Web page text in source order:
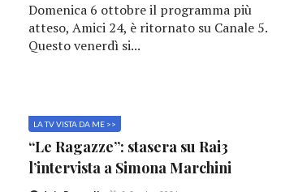
Domenica 6 ottobre il programma più
atteso, Amici 24, è ritornato su Canale 5.
Questo venerdì si...
LA TV VISTA DA ME >>
“Le Ragazze”: stasera su Rai3
l’intervista a Simona Marchini